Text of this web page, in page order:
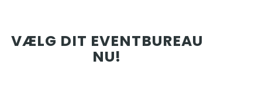
VÆLG DIT EVENTBUREAU
NU!